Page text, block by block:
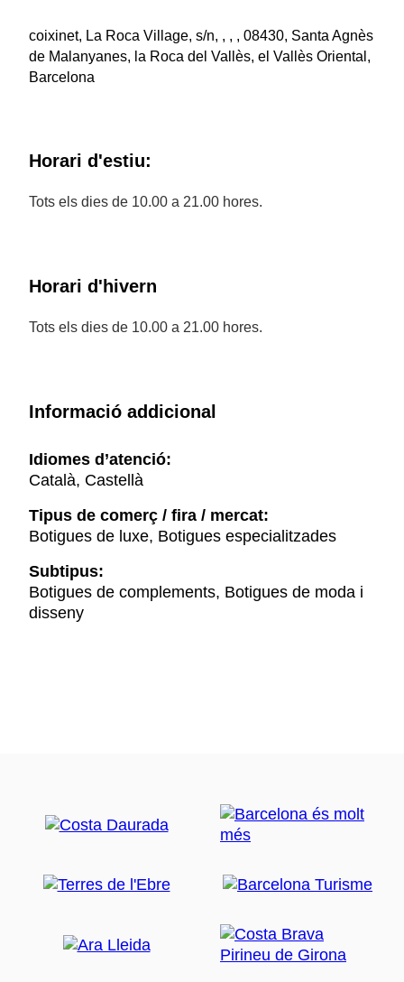
coixinet, La Roca Village, s/n, , , , 08430, Santa Agnès
de Malanyanes, la Roca del Vallès, el Vallès Oriental,
Barcelona
Horari d'estiu:
Tots els dies de 10.00 a 21.00 hores.
Horari d'hivern
Tots els dies de 10.00 a 21.00 hores.
Informació addicional
Idiomes d’atenció:
Català, Castellà
Tipus de comerç / fira / mercat:
Botigues de luxe, Botigues especialitzades
Subtipus:
Botigues de complements, Botigues de moda i
disseny